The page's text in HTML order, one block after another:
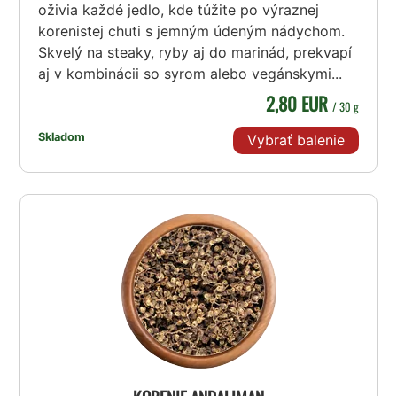
oživia každé jedlo, kde túžite po výraznej
korenistej chuti s jemným údeným nádychom.
Skvelý na steaky, ryby aj do marinád, prekvapí
aj v kombinácii so syrom alebo vegánskymi...
Skladom
2,80 EUR / 30 g
Vybrať balenie